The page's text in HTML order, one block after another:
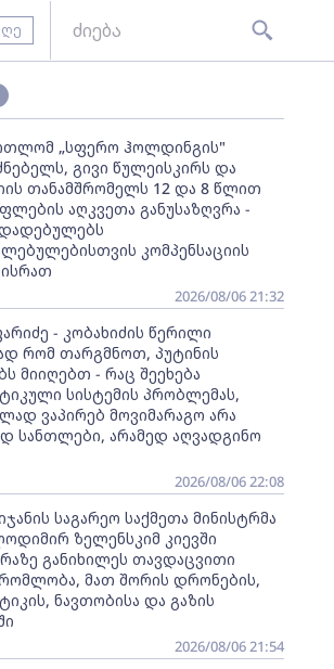
„სფერო ჰოლდინგის"
გივი წულეისკირს და
თანამშრომელს 12 და 8 წლით
აღკვეთა განუსაზღვრა -
კომპენსაციის
2026/08/06 21:32
- კობახიძის წერილი
რომ თარგმნოთ, პუტინის
მიიღებთ - რაც შეეხება
სისტემის პრობლემას,
ვაპირებ მოვიმარაგო არა
სანთლები, არამედ აღვადგინო
2026/08/06 22:08
საგარეო საქმეთა მინისტრმა
ზელენსკიმ კიევში
განიხილეს თავდაცვითი
მათ შორის დრონების,
ნავთობისა და გაზის
2026/08/06 21:54